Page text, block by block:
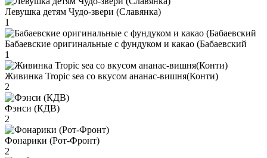
Левушка детям Чудо-звери (Славянка)
1
Бабаевские оригинальные с фундуком и какао (Бабаевский
1
Живинка Tropic sea со вкусом ананас-вишня(Конти)
2
Фэнси (КДВ)
2
Фонарики (Рот-Фронт)
2